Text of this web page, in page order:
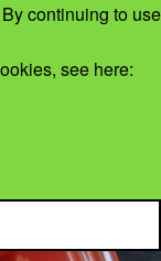
continuing to use
see here: